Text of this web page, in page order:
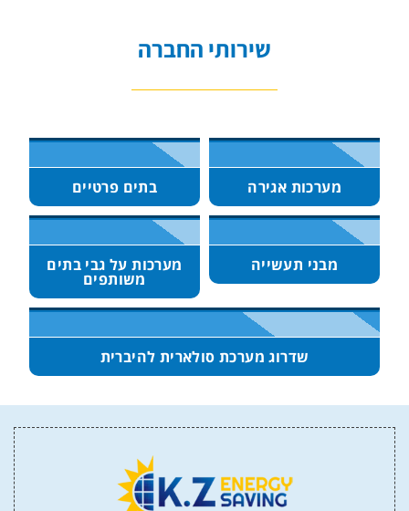
שירותי החברה
מערכות אגירה בתים פרטיים
מבני תעשייה מערכות על גבי בתים
משותפים
שדרוג מערכת סולארית להיברית